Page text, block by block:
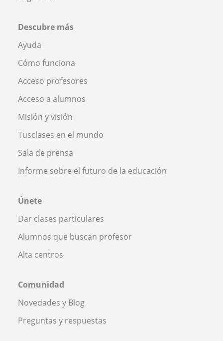
Descubre más
Ayuda
Cómo funciona
Acceso profesores
Acceso a alumnos
Misión y visión
Tusclases en el mundo
Sala de prensa
Informe sobre el futuro de la educación
Únete
Dar clases particulares
Alumnos que buscan profesor
Alta centros
Comunidad
Novedades y Blog
Preguntas y respuestas